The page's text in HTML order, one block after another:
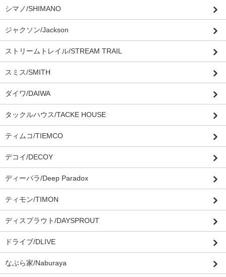
シマノ/SHIMANO
ジャクソン/Jackson
ストリームトレイル/STREAM TRAIL
スミス/SMITH
ダイワ/DAIWA
タックルハウス/TACKE HOUSE
ティムコ/TIEMCO
デコイ/DECOY
ディーパラ/Deep Paradox
ティモン/TIMON
ディスプラウト/DAYSPROUT
ドライブ/DLIVE
なぶら家/Naburaya